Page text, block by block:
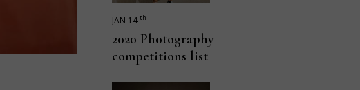
JAN 14 th
2020 Photography
competitions list